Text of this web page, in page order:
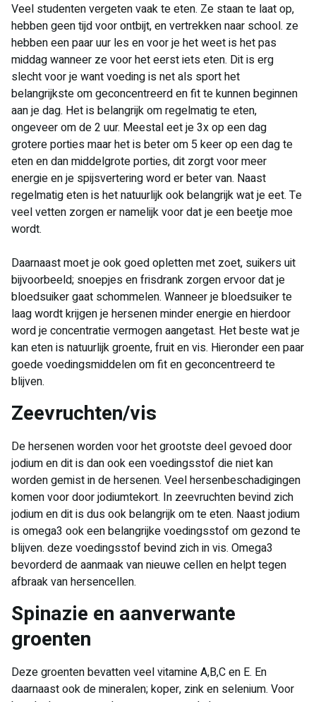
Veel studenten vergeten vaak te eten. Ze staan te laat op,
hebben geen tijd voor ontbijt, en vertrekken naar school. ze
hebben een paar uur les en voor je het weet is het pas
middag wanneer ze voor het eerst iets eten. Dit is erg
slecht voor je want voeding is net als sport het
belangrijkste om geconcentreerd en fit te kunnen beginnen
aan je dag. Het is belangrijk om regelmatig te eten,
ongeveer om de 2 uur. Meestal eet je 3x op een dag
grotere porties maar het is beter om 5 keer op een dag te
eten en dan middelgrote porties, dit zorgt voor meer
energie en je spijsvertering word er beter van. Naast
regelmatig eten is het natuurlijk ook belangrijk wat je eet. Te
veel vetten zorgen er namelijk voor dat je een beetje moe
wordt.
Daarnaast moet je ook goed opletten met zoet, suikers uit
bijvoorbeeld; snoepjes en frisdrank zorgen ervoor dat je
bloedsuiker gaat schommelen. Wanneer je bloedsuiker te
laag wordt krijgen je hersenen minder energie en hierdoor
word je concentratie vermogen aangetast. Het beste wat je
kan eten is natuurlijk groente, fruit en vis. Hieronder een paar
goede voedingsmiddelen om fit en geconcentreerd te
blijven.
​Zeevruchten/vis
De hersenen worden voor het grootste deel gevoed door
jodium en dit is dan ook een voedingsstof die niet kan
worden gemist in de hersenen. Veel hersenbeschadigingen
komen voor door jodiumtekort. In zeevruchten bevind zich
jodium en dit is dus ook belangrijk om te eten. Naast jodium
is omega3 ook een belangrijke voedingsstof om gezond te
blijven. deze voedingsstof bevind zich in vis. Omega3
bevorderd de aanmaak van nieuwe cellen en helpt tegen
afbraak van hersencellen.
​Spinazie en aanverwante
groenten
Deze groenten bevatten veel vitamine A,B,C en E. En
daarnaast ook de mineralen; koper, zink en selenium. Voor